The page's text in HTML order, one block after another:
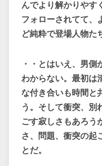
んでより解かりやす
フォローされてて、
ど純粋で登場人物た
・・とはいえ、男側
わからない。最初は
な付き合いも時間と
う。そして衝突、別
ごす寂しさもあろう
さ、問題、衝突の起
とだ。